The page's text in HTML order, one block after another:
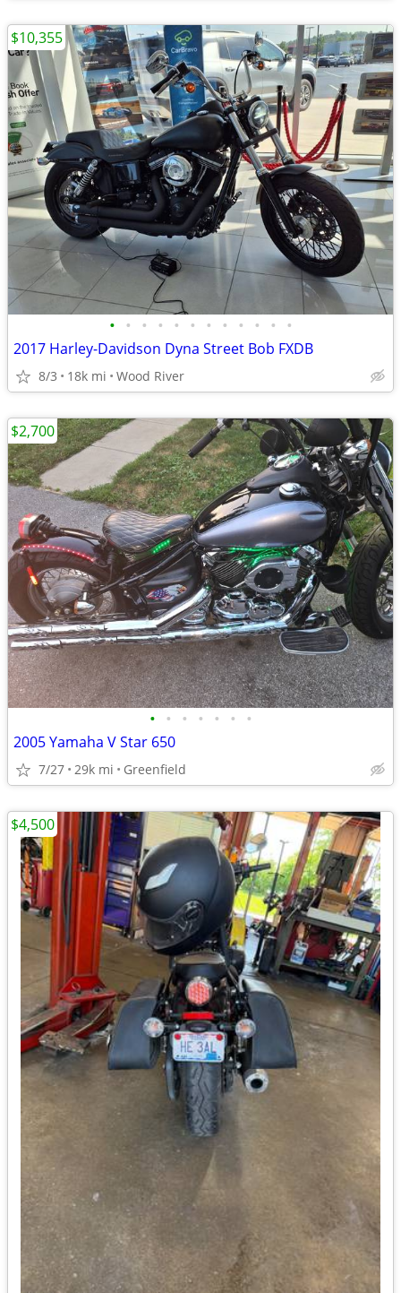
• • • • • • • • • • • •
2017 Harley-Davidson Dyna Street Bob FXDB
8/3 18k mi Wood River
$10,355
• • • • • • •
2005 Yamaha V Star 650
7/27 29k mi Greenfield
$2,700
$4,500